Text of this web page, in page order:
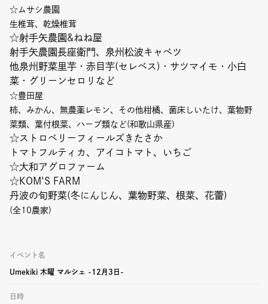
☆ムサシ農園
生椎茸、乾燥椎茸
☆射手矢農園&ねね屋
射手矢農園長座衛門、泉州松波キャベツ
他泉州野菜里芋・赤目芋(セレベス)・サツマイモ・小白
菜・グリーンセロリなど
☆豊田屋
柿、みかん、無農薬レモン、その他柑橘、菌床しいたけ、葉物野
菜類、葉付根菜、ハーブ類など(和歌山県産)
☆ストロベリーフィールズきたさか
トマトフルティカ、アイコトマト、いちご
☆大和アグロファーム
☆KOM'S FARM
丹波の旬野菜(冬にんじん、葉物野菜、根菜、花蕾)
(全10農家)
イベント名
Umekiki 木曜 マルシェ -12月3日-
日時